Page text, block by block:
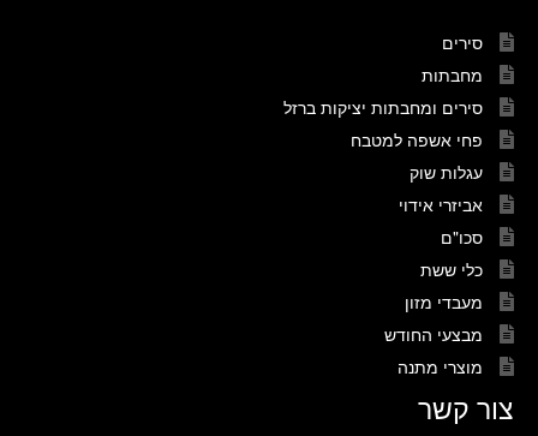
סירים
מחבתות
סירים ומחבתות יציקות ברזל
פחי אשפה למטבח
עגלות שוק
אביזרי אידוי
סכו"ם
כלי ששת
מעבדי מזון
מבצעי החודש
מוצרי מתנה
צור קשר